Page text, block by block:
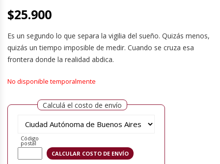
$25.900
Es un segundo lo que separa la vigilia del sueño. Quizás menos,
quizás un tiempo imposible de medir. Cuando se cruza esa
frontera donde la realidad abdica.
No disponible temporalmente
Calculá el costo de envío
Código
postal